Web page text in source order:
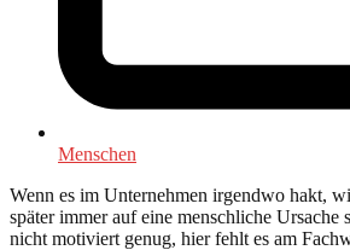
Menschen
Wenn es im Unternehmen irgendwo hakt,
später immer auf eine menschliche Ursache
nicht motiviert genug, hier fehlt es am